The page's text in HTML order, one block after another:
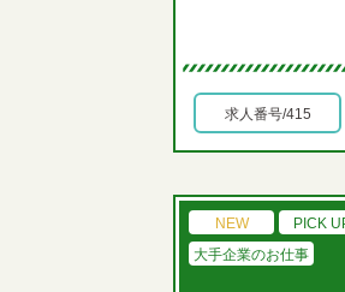
求人番号/415
NEW PICK
大手企業のお仕事